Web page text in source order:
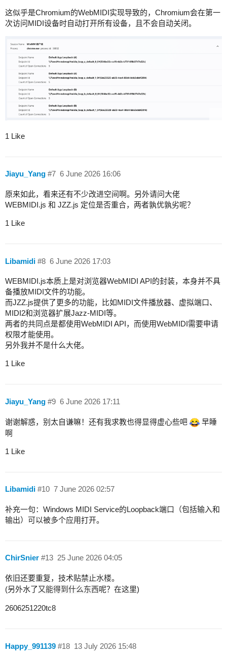
这似乎是Chromium的WebMIDI实现导致的，Chromium会在第一
次访问MIDI设备时自动打开所有设备，且不会自动关闭。
1 Like
Jiayu_Yang 6 June 2026 16:06
#7
原来如此，看来还有不少改进空间啊。另外请问大佬
WEBMIDI.js 和 JZZ.js 定位是否重合，两者孰优孰劣呢？
1 Like
Libamidi 6 June 2026 17:03
#8
WEBMIDI.js本质上是对浏览器WebMIDI API的封装，本身并不具
备播放MIDI文件的功能。
而JZZ.js提供了更多的功能，比如MIDI文件播放器、虚拟端口、
MIDI2和浏览器扩展Jazz-MIDI等。
两者的共同点是都使用WebMIDI API，而使用WebMIDI需要申请
权限才能使用。
另外我并不是什么大佬。
1 Like
Jiayu_Yang 6 June 2026 17:11
#9
谢谢解惑，别太自谦嘛！还有我求教也得显得虚心些吧
早睡
啊
1 Like
Libamidi 7 June 2026 02:57
#10
补充一句：Windows MIDI Service的Loopback端口（包括输入和
输出）可以被多个应用打开。
ChirSnier 25 June 2026 04:05
#13
依旧还要重复，技术贴禁止水楼。
(另外水了又能得到什么东西呢？在这里)
2606251220tc8
Happy_991139 13 July 2026 15:48
#18